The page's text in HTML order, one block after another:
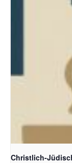
Christlich-